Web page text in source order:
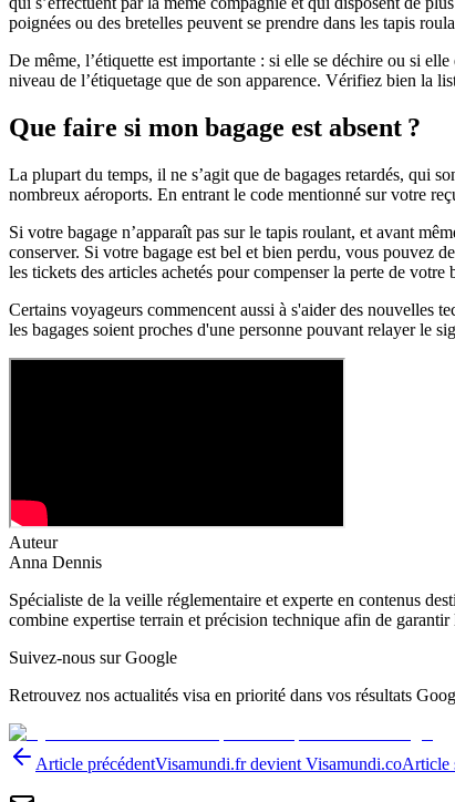
poignées ou des bretelles peuvent se prendre dans les tapis
De même, l’étiquette est importante : si elle se déchire ou si
niveau de l’étiquetage que de son apparence. Vérifiez bien la
Que faire si mon bagage est absent ?
La plupart du temps, il ne s’agit que de bagages retardés, qui
nombreux aéroports. En entrant le code mentionné sur votre
Si votre bagage n’apparaît pas sur le tapis roulant, et avant
conserver. Si votre bagage est bel et bien perdu, vous pouvez
les tickets des articles achetés pour compenser la perte de
Certains voyageurs commencent aussi à s'aider des nouvelles
les bagages soient proches d'une personne pouvant relayer le
Auteur
Anna Dennis
Spécialiste de la veille réglementaire et experte en contenus
combine expertise terrain et précision technique afin de
Suivez-nous sur Google
Retrouvez nos actualités visa en priorité dans vos résultats
Article précédentVisamundi.fr devient Visamundi.coArticle